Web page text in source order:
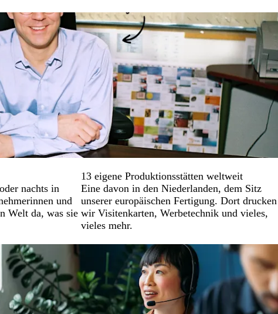
nachts in
und
Welt da, was sie
13 eigene Produktionsstätten weltweit
Eine davon in den Niederlanden, dem Sitz
unserer europäischen Fertigung. Dort drucken
wir Visitenkarten, Werbetechnik und vieles,
vieles mehr.